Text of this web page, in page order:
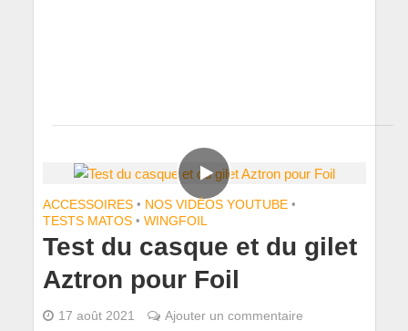
ACCESSOIRES • NOS VIDÉOS YOUTUBE •
TESTS MATOS • WINGFOIL
Test du casque et du gilet
Aztron pour Foil
17 août 2021 Ajouter un commentaire